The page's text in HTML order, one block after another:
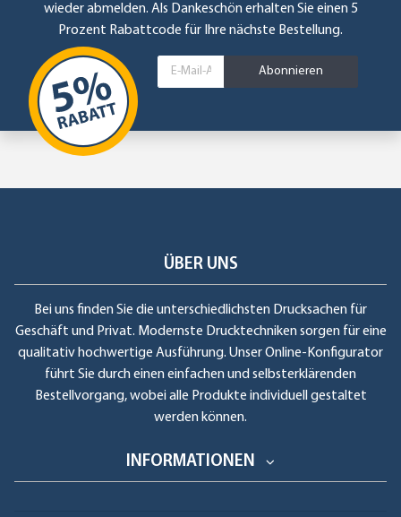
wieder abmelden. Als Dankeschön erhalten Sie einen 5
Prozent Rabattcode für Ihre nächste Bestellung.
Abonnieren
ÜBER UNS
Bei uns finden Sie die unterschiedlichsten Drucksachen für
Geschäft und Privat. Modernste Drucktechniken sorgen für eine
qualitativ hochwertige Ausführung. Unser Online-Konfigurator
führt Sie durch einen einfachen und selbsterklärenden
Bestellvorgang, wobei alle Produkte individuell gestaltet
werden können.
INFORMATIONEN